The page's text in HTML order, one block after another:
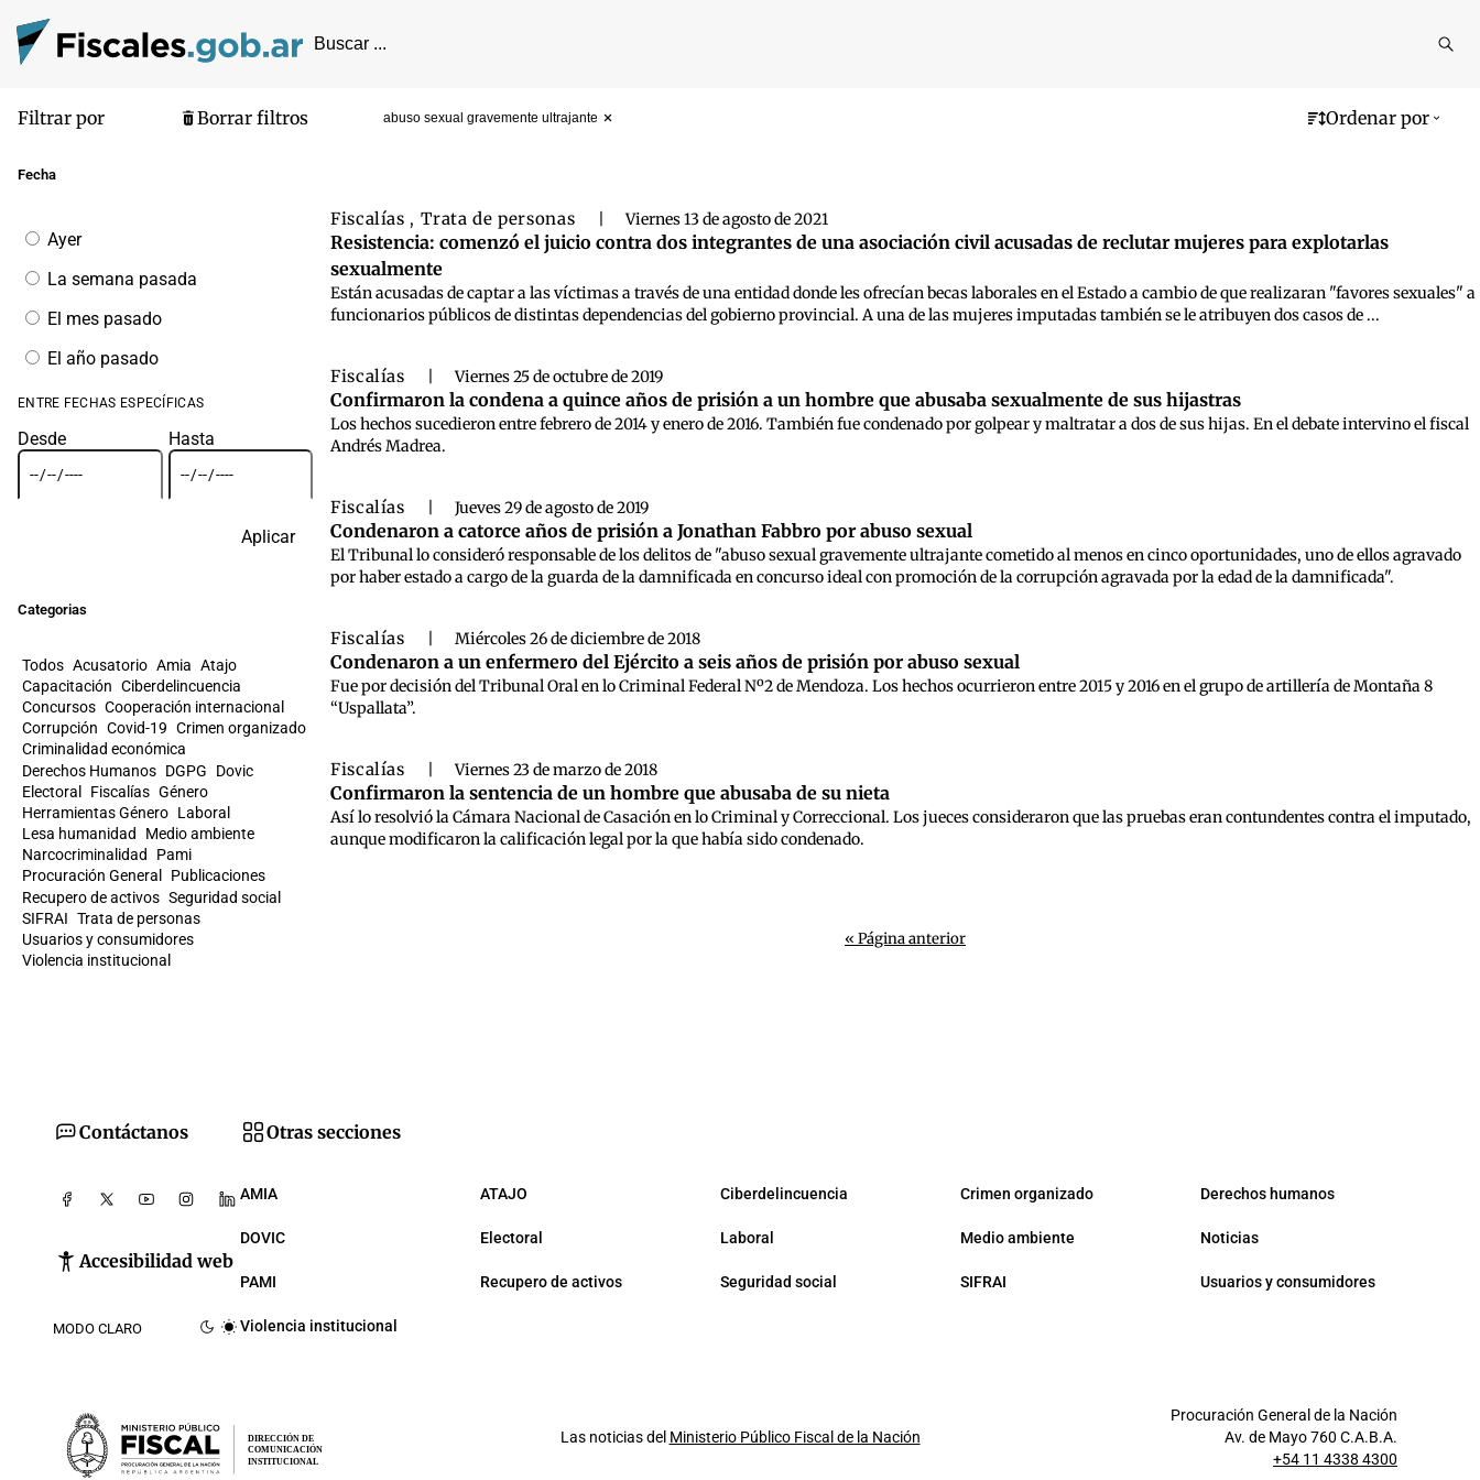
Filtrar por Borrar filtros abuso sexual gravemente ultrajante Ordenar por
Fecha
Filtrar
por
fecha
Ayer
La semana pasada
El mes pasado
El año pasado
ENTRE FECHAS ESPECÍFICAS
Desde Hasta
Aplicar
Categorias
Todos Acusatorio Amia Atajo
Capacitación Ciberdelincuencia
Concursos Cooperación internacional
Corrupción Covid-19 Crimen organizado
Criminalidad económica
Derechos Humanos DGPG
Dovic
Electoral
Fiscalías Género
Herramientas Género Laboral
Lesa humanidad
Medio ambiente
Narcocriminalidad
Pami
Procuración General
Publicaciones
Recupero de activos Seguridad social
SIFRAI Trata de personas
Usuarios y consumidores
Violencia institucional
Fiscalías , Trata de personas Viernes 13 de agosto de 2021
Resistencia: comenzó el juicio contra dos integrantes de una asociación civil acusadas de reclutar mujeres para explotarlas
sexualmente
Están acusadas de captar a las víctimas a través de una entidad donde les ofrecían becas laborales en el Estado a cambio de que realizaran "favores sexuales" a
funcionarios públicos de distintas dependencias del gobierno provincial. A una de las mujeres imputadas también se le atribuyen dos casos de ...
Fiscalías Viernes 25 de octubre de 2019
Confirmaron la condena a quince años de prisión a un hombre que abusaba sexualmente de sus hijastras
Los hechos sucedieron entre febrero de 2014 y enero de 2016. También fue condenado por golpear y maltratar a dos de sus hijas. En el debate intervino el fiscal
Andrés Madrea.
Fiscalías Jueves 29 de agosto de 2019
Condenaron a catorce años de prisión a Jonathan Fabbro por abuso sexual
El Tribunal lo consideró responsable de los delitos de "abuso sexual gravemente ultrajante cometido al menos en cinco oportunidades, uno de ellos agravado
por haber estado a cargo de la guarda de la damnificada en concurso ideal con promoción de la corrupción agravada por la edad de la damnificada".
Fiscalías Miércoles 26 de diciembre de 2018
Condenaron a un enfermero del Ejército a seis años de prisión por abuso sexual
Fue por decisión del Tribunal Oral en lo Criminal Federal Nº2 de Mendoza. Los hechos ocurrieron entre 2015 y 2016 en el grupo de artillería de Montaña 8
“Uspallata”.
Fiscalías Viernes 23 de marzo de 2018
Confirmaron la sentencia de un hombre que abusaba de su nieta
Así lo resolvió la Cámara Nacional de Casación en lo Criminal y Correccional. Los jueces consideraron que las pruebas eran contundentes contra el imputado,
aunque modificaron la calificación legal por la que había sido condenado.
« Página anterior
Contáctanos
Accesibilidad web
MODO CLARO
Otras secciones
AMIA ATAJO Ciberdelincuencia Crimen organizado Derechos humanos
DOVIC Electoral Laboral Medio ambiente Noticias
PAMI Recupero de activos Seguridad social SIFRAI Usuarios y consumidores
Violencia institucional
DIRECCIÓN DE
COMUNICACIÓN
INSTITUCIONAL
Las noticias del Ministerio Público Fiscal de la Nación
Procuración General de la Nación
Av. de Mayo 760 C.A.B.A.
+54 11 4338 4300